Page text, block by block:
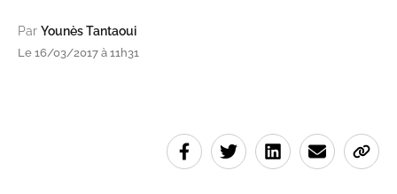
Par Younès Tantaoui
Le 16/03/2017 à 11h31